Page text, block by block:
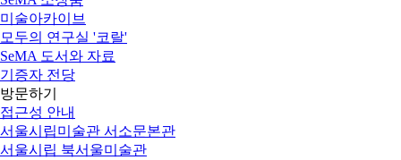
미술아카이브
모두의 연구실 '코랄'
SeMA 도서와 자료
기증자 전당
방문하기
접근성 안내
서울시립미술관 서소문본관
서울시립 북서울미술관